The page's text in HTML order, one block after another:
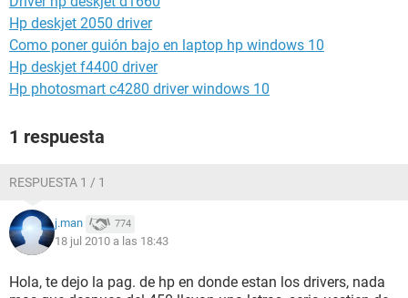
Hp deskjet 2050 driver
Como poner guión bajo en laptop hp windows 10
Hp deskjet f4400 driver
Hp photosmart c4280 driver windows 10
1 respuesta
RESPUESTA 1 / 1
j.man 774
18 jul 2010 a las 18:43
Hola, te dejo la pag. de hp en donde estan los drivers, nada